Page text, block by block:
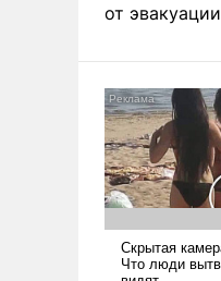
от эвакуации